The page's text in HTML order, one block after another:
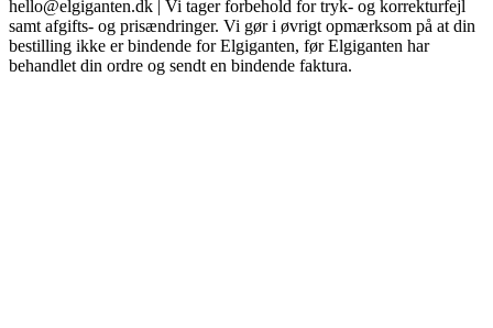
hello@elgiganten.dk | Vi tager forbehold for tryk- og korrekturfejl
samt afgifts- og prisændringer. Vi gør i øvrigt opmærksom på at din
bestilling ikke er bindende for Elgiganten, før Elgiganten har
behandlet din ordre og sendt en bindende faktura.